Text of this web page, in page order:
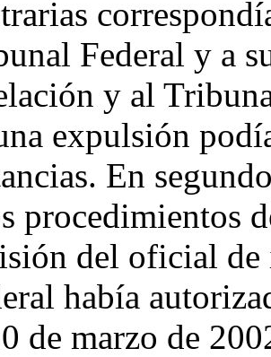
Federal y a
y al
expulsión
En
procedimientos
del oficial
había
de marzo de